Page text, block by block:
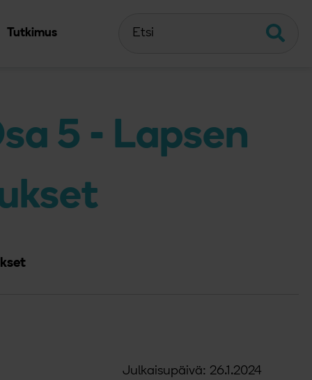
Tutkimus Etsi
5 - Lapsen
Julkaisupäivä: 26.1.2024